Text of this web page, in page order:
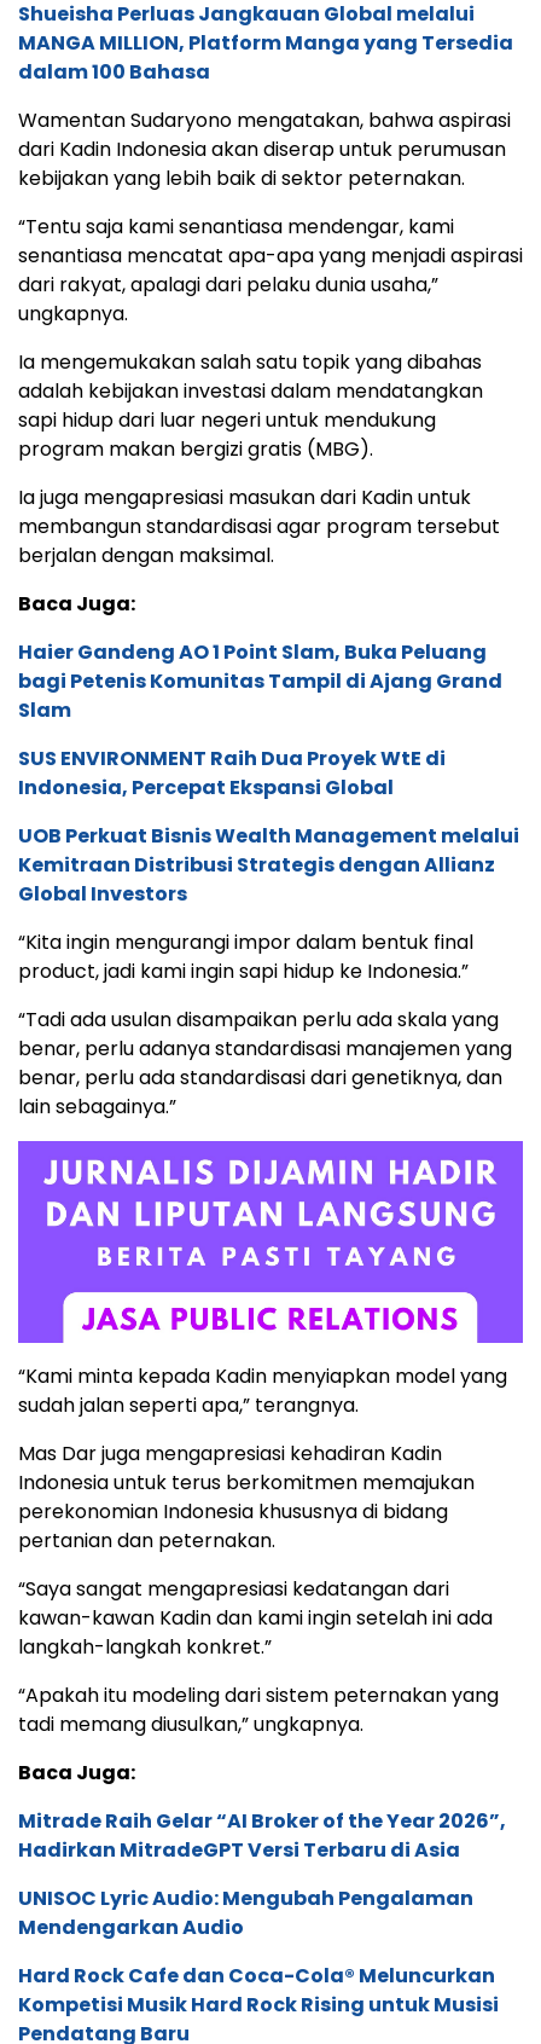
Shueisha Perluas Jangkauan Global melalui
MANGA MILLION, Platform Manga yang Tersedia
dalam 100 Bahasa
Wamentan Sudaryono mengatakan, bahwa aspirasi
dari Kadin Indonesia akan diserap untuk perumusan
kebijakan yang lebih baik di sektor peternakan.
“Tentu saja kami senantiasa mendengar, kami
senantiasa mencatat apa-apa yang menjadi aspirasi
dari rakyat, apalagi dari pelaku dunia usaha,”
ungkapnya.
Ia mengemukakan salah satu topik yang dibahas
adalah kebijakan investasi dalam mendatangkan
sapi hidup dari luar negeri untuk mendukung
program makan bergizi gratis (MBG).
Ia juga mengapresiasi masukan dari Kadin untuk
membangun standardisasi agar program tersebut
berjalan dengan maksimal.
Baca Juga:
Haier Gandeng AO 1 Point Slam, Buka Peluang
bagi Petenis Komunitas Tampil di Ajang Grand
Slam
SUS ENVIRONMENT Raih Dua Proyek WtE di
Indonesia, Percepat Ekspansi Global
UOB Perkuat Bisnis Wealth Management melalui
Kemitraan Distribusi Strategis dengan Allianz
Global Investors
“Kita ingin mengurangi impor dalam bentuk final
product, jadi kami ingin sapi hidup ke Indonesia.”
“Tadi ada usulan disampaikan perlu ada skala yang
benar, perlu adanya standardisasi manajemen yang
benar, perlu ada standardisasi dari genetiknya, dan
lain sebagainya.”
“Kami minta kepada Kadin menyiapkan model yang
sudah jalan seperti apa,” terangnya.
Mas Dar juga mengapresiasi kehadiran Kadin
Indonesia untuk terus berkomitmen memajukan
perekonomian Indonesia khususnya di bidang
pertanian dan peternakan.
“Saya sangat mengapresiasi kedatangan dari
kawan-kawan Kadin dan kami ingin setelah ini ada
langkah-langkah konkret.”
“Apakah itu modeling dari sistem peternakan yang
tadi memang diusulkan,” ungkapnya.
Baca Juga:
Mitrade Raih Gelar “AI Broker of the Year 2026”,
Hadirkan MitradeGPT Versi Terbaru di Asia
UNISOC Lyric Audio: Mengubah Pengalaman
Mendengarkan Audio
Hard Rock Cafe dan Coca-Cola® Meluncurkan
Kompetisi Musik Hard Rock Rising untuk Musisi
Pendatang Baru